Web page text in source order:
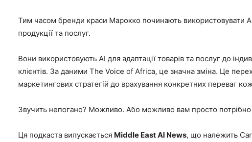
Тим часом бренди краси Марокко починають використовувати AI
продукції та послуг.
Вони використовують AI для адаптації товарів та послуг до
клієнтів. За даними The Voice of Africa, це значна зміна. Це
маркетингових стратегій до врахування конкретних переваг
Звучить непогано? Можливо. Або можливо вам просто потрібно
Ця подкаста випускається Middle East AI News, що належить